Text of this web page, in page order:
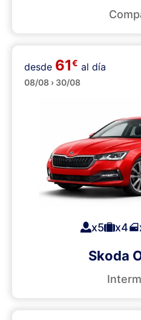
Grandes
desde 61€ al día
08/08 › 30/08
x5 x4
Skoda